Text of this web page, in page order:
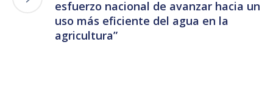
esfuerzo nacional de avanzar hacia un
uso más eficiente del agua en la
agricultura”